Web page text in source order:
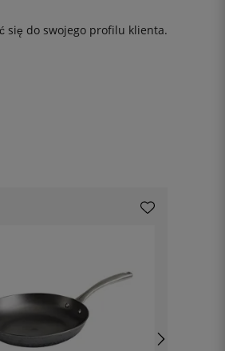
się do swojego profilu klienta.